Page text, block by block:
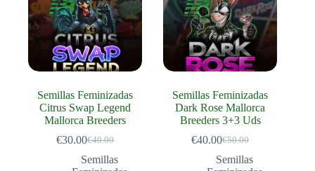
Semillas Feminizadas
Citrus Swap Legend
Mallorca Breeders
€40.00
El
precio
€30.00El
precio
Semillas
Semillas Feminizadas
Dark Rose Mallorca
Breeders 3+3 Uds
€50.00
El
precio
€40.00El
precio
Semillas